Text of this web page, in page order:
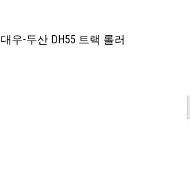
대우-두산 DH55 트랙 롤러